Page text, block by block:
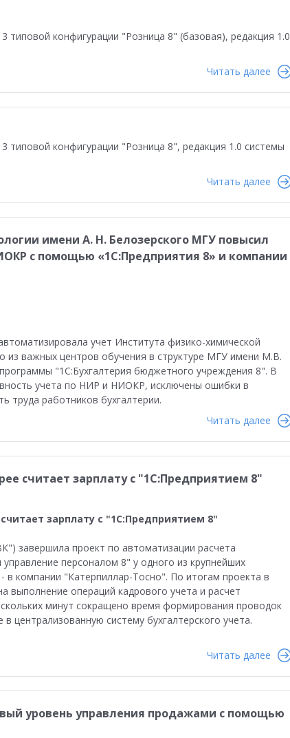
Обучение персонала
отчетность Реальная автоматизация
конфигурации "Розница 8" (базовая), редакция 1.0
Читать далее
конфигурации "Розница 8", редакция 1.0 системы
Читать далее
имени А. Н. Белозерского МГУ повысил
с помощью «1С:Предприятия 8» и компании
учет Института физико-химической
из важных центров обучения в структуре МГУ имени М.В.
"1С:Бухгалтерия бюджетного учреждения 8". В
учета по НИР и НИОКР, исключены ошибки в
труда работников бухгалтерии.
Читать далее
считает зарплату с "1С:Предприятием 8"
зарплату с "1С:Предприятием 8"
завершила проект по автоматизации расчета
персоналом 8" у одного из крупнейших
в компании "Катерпиллар-Тосно". По итогам проекта в
выполнение операций кадрового учета и расчет
минут сокращено время формирования проводок
централизованную систему бухгалтерского учета.
Читать далее
уровень управления продажами с помощью